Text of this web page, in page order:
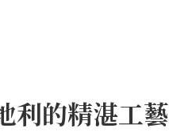
利的精湛工藝